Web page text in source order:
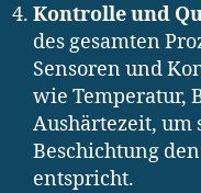
Kontrolle und
des gesamten
Sensoren und
wie Temperatur,
Aushärtezeit, um
Beschichtung
entspricht.